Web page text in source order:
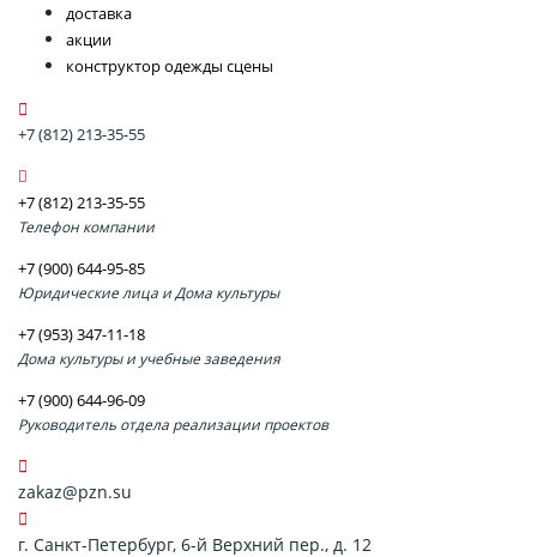
доставка
акции
конструктор одежды сцены
+7 (812) 213-35-55
+7 (812) 213-35-55
Телефон компании
+7 (900) 644-95-85
Юридические лица и Дома культуры
+7 (953) 347-11-18
Дома культуры и учебные заведения
+7 (900) 644-96-09
Руководитель отдела реализации проектов
zakaz@pzn.su
г. Санкт-Петербург, 6-й Верхний пер., д. 12